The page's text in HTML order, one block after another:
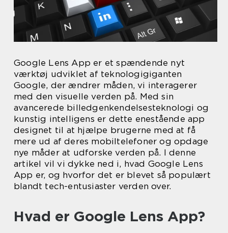
Google Lens App er et spændende nyt
værktøj udviklet af teknologigiganten
Google, der ændrer måden, vi interagerer
med den visuelle verden på. Med sin
avancerede billedgenkendelsesteknologi og
kunstig intelligens er dette enestående app
designet til at hjælpe brugerne med at få
mere ud af deres mobiltelefoner og opdage
nye måder at udforske verden på. I denne
artikel vil vi dykke ned i, hvad Google Lens
App er, og hvorfor det er blevet så populært
blandt tech-entusiaster verden over.
Hvad er Google Lens App?